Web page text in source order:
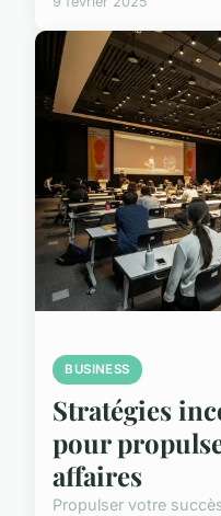
BUSINESS
Stratégies
pour
affaires
Propulser votre